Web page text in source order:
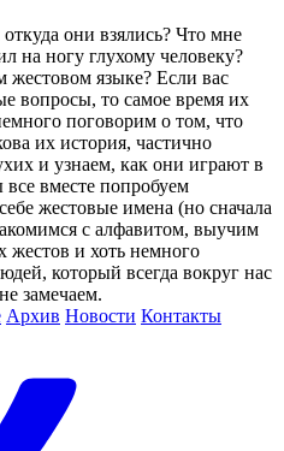
они взялись? Что мне
на ногу глухому человеку?
жестовом языке? Если вас
вопросы, то самое время их
поговорим о том, что
их история, частично
и узнаем, как они играют в
вместе попробуем
жестовые имена (но сначала
с алфавитом, выучим
жестов и хоть немного
который всегда вокруг нас
замечаем.
Архив Новости Контакты